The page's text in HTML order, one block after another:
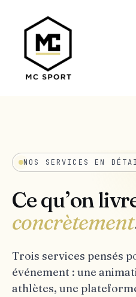
NOS SERVICES EN
Ce qu’on
concrètement
Trois services pensés
événement : une
athlètes, une